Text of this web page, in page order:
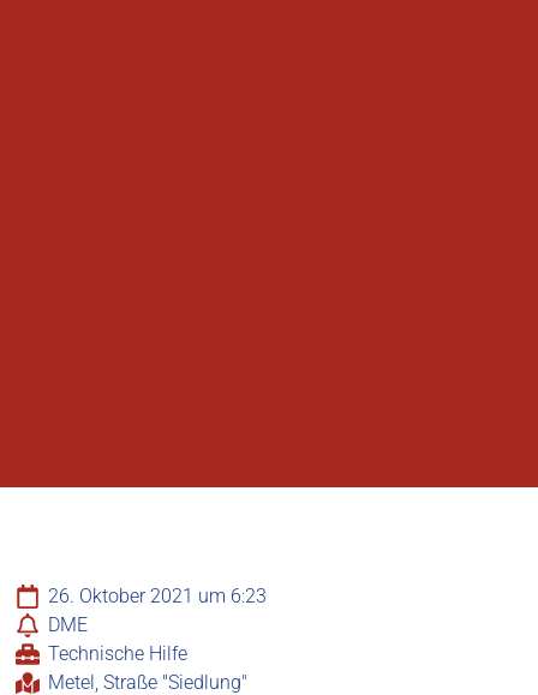
26. Oktober 2021 um 6:23
DME
Technische Hilfe
Metel, Straße "Siedlung"